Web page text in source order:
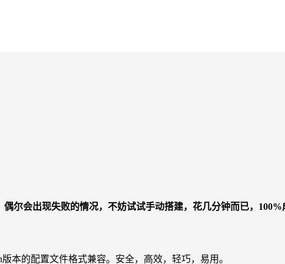
尔会出现失败的情况，不妨试试手动搭建，花几分钟而已，100%
本的配置文件格式兼容。安全，高效，轻巧，易用。